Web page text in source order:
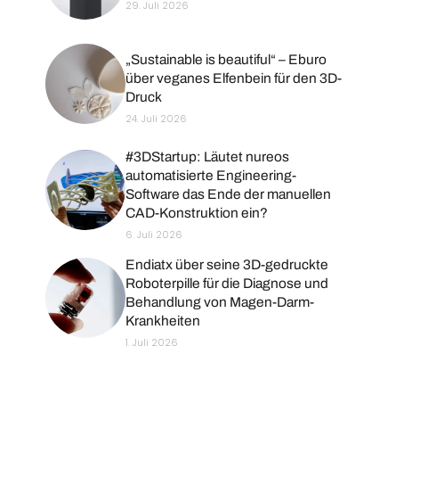
29. Juli 2026
„Sustainable is beautiful“ – Eburo
über veganes Elfenbein für den 3D-
Druck
24. Juli 2026
#3DStartup: Läutet nureos
automatisierte Engineering-
Software das Ende der manuellen
CAD-Konstruktion ein?
6. Juli 2026
Endiatx über seine 3D-gedruckte
Roboterpille für die Diagnose und
Behandlung von Magen-Darm-
Krankheiten
1. Juli 2026